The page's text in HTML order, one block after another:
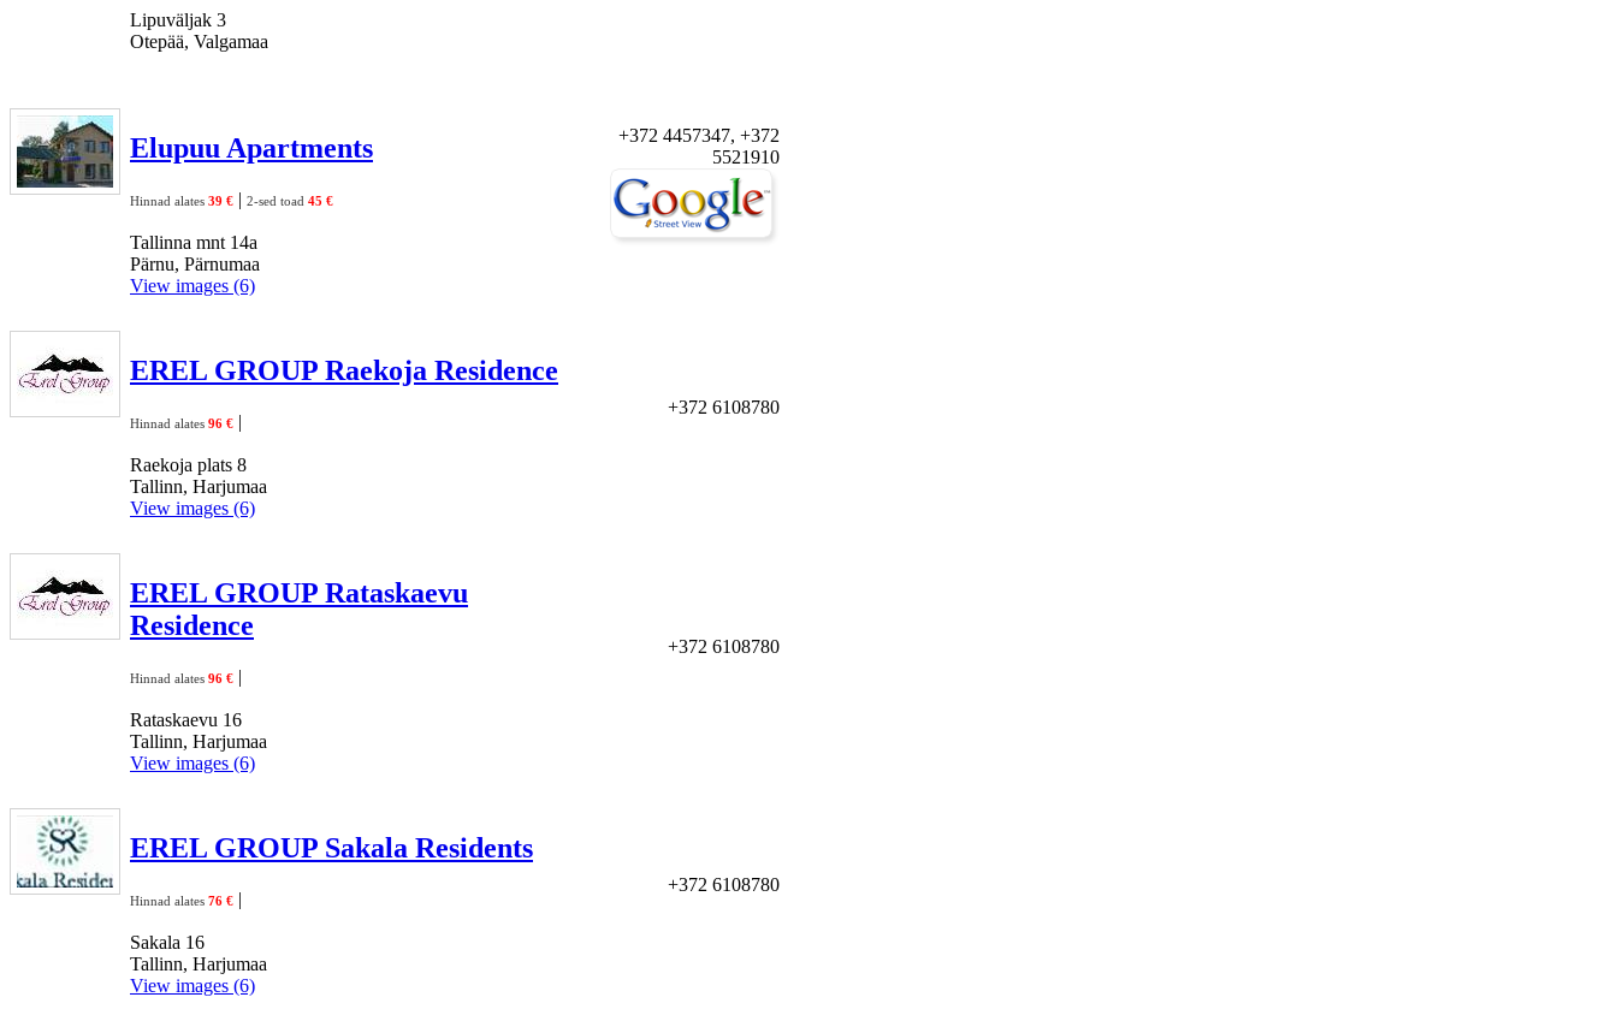
Lipuväljak 3
Otepää, Valgamaa
Elupuu Apartments
Hinnad alates 39 € | 2-sed toad 45 €
Tallinna mnt 14a
Pärnu, Pärnumaa
+372 4457347, +372
5521910
View images (6)
EREL GROUP Raekoja Residence
Hinnad alates 96 € |
Raekoja plats 8
Tallinn, Harjumaa
+372 6108780
View images (6)
EREL GROUP Rataskaevu
Residence
Hinnad alates 96 € |
Rataskaevu 16
Tallinn, Harjumaa
+372 6108780
View images (6)
EREL GROUP Sakala Residents
Hinnad alates 76 € |
Sakala 16
Tallinn, Harjumaa
+372 6108780
View images (6)